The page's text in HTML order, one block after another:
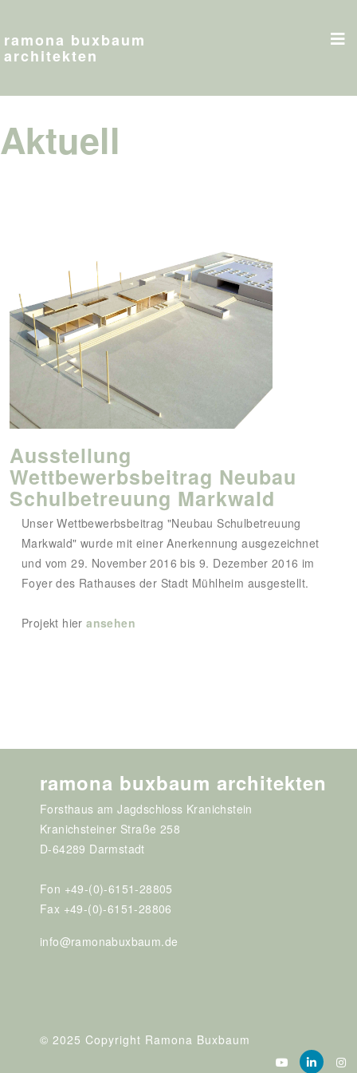
ramona buxbaum
architekten
Aktuell
Ausstellung
Wettbewerbsbeitrag Neubau
Schulbetreuung Markwald
Unser Wettbewerbsbeitrag "Neubau Schulbetreuung
Markwald" wurde mit einer Anerkennung ausgezeichnet
und vom 29. November 2016 bis 9. Dezember 2016 im
Foyer des Rathauses der Stadt Mühlheim ausgestellt.
Projekt hieransehen
ramona buxbaum architekten
Forsthaus am Jagdschloss Kranichstein
Kranichsteiner Straße 258
D-64289 Darmstadt
Fon +49-(0)-6151-28805
Fax +49-(0)-6151-28806
info@ramonabuxbaum.de
© 2025 Copyright Ramona Buxbaum